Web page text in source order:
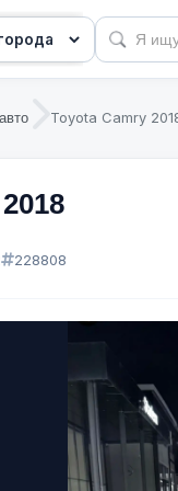
Toyota Camry
228808